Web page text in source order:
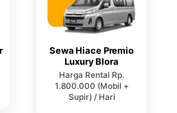
Sewa Hiace Premio
Luxury Blora
Harga Rental Rp.
1.800.000 (Mobil +
Supir) / Hari